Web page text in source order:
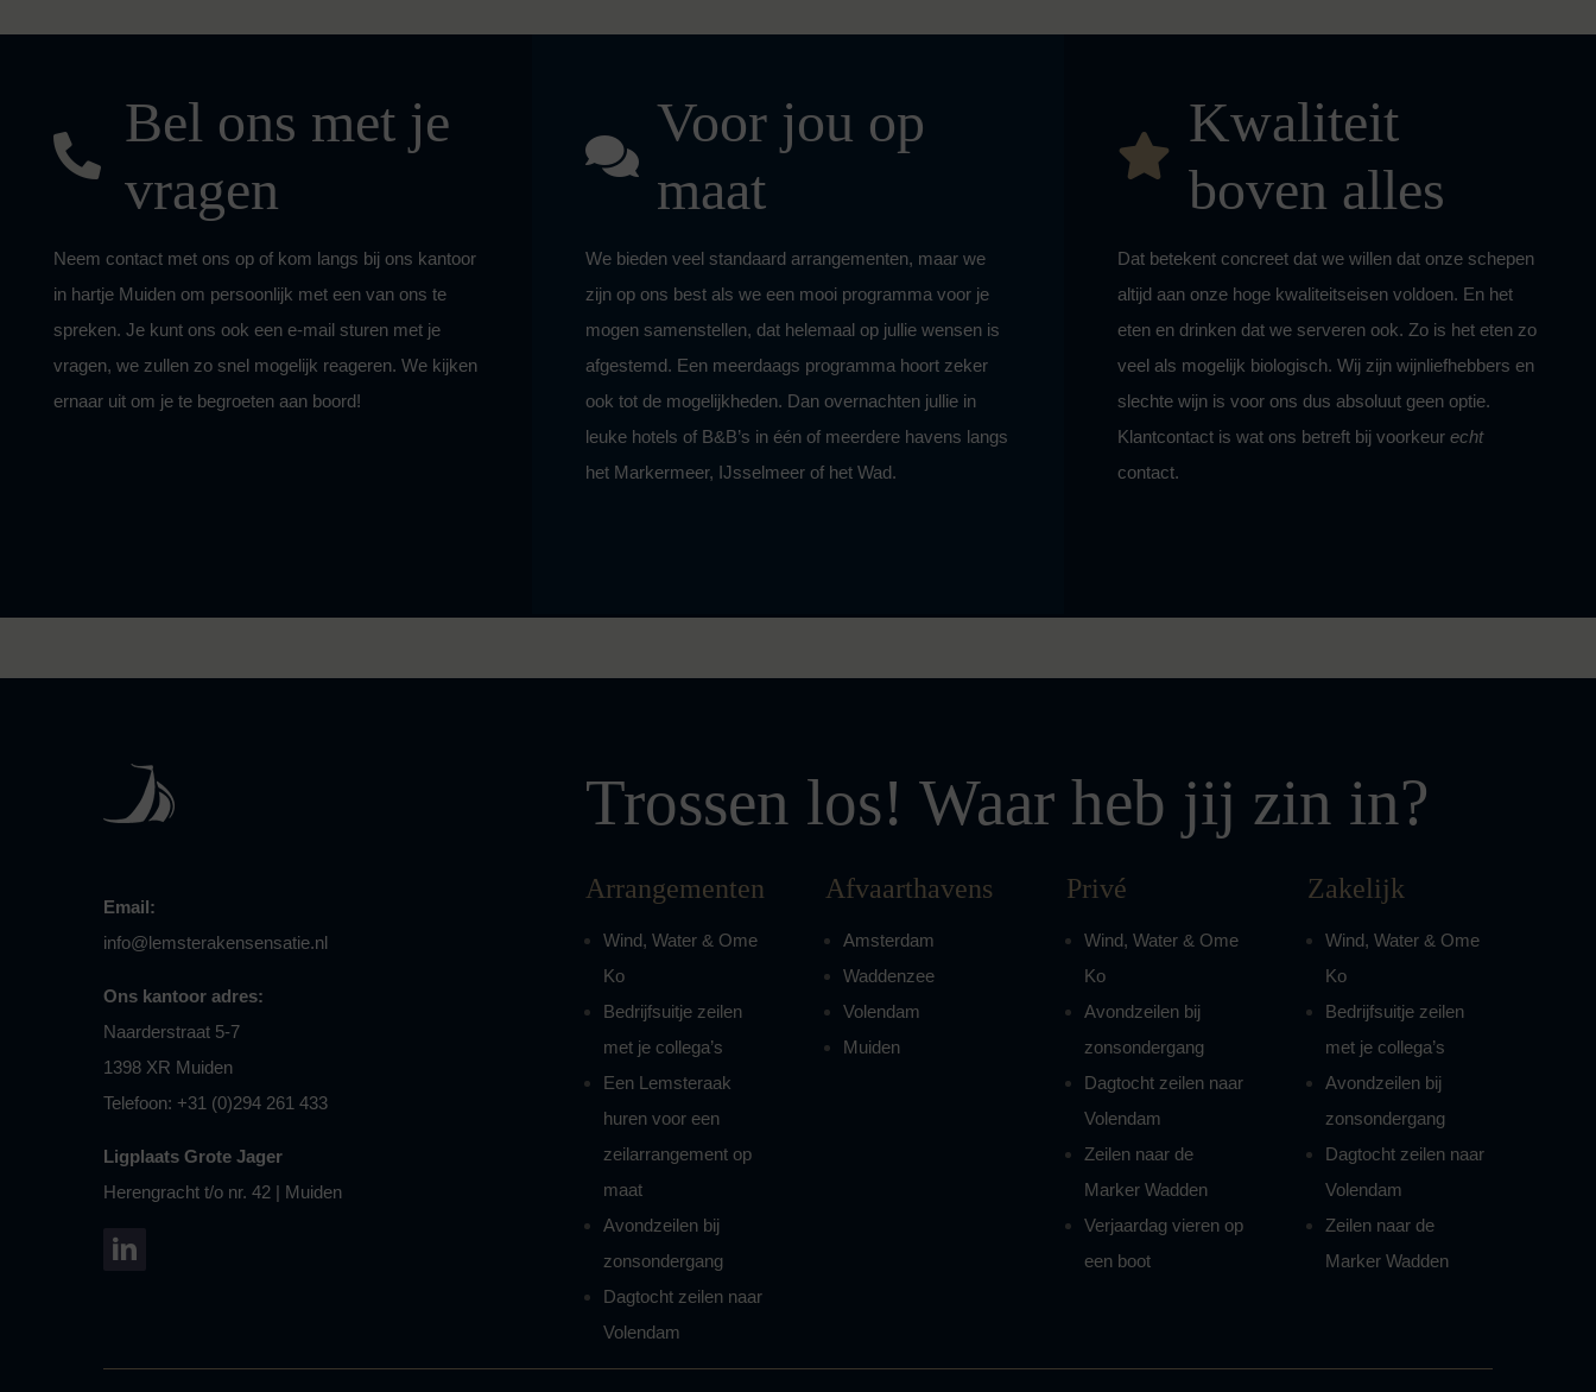
Bel ons met je
vragen
Neem contact met ons op of kom langs bij ons kantoor
in hartje Muiden om persoonlijk met een van ons te
spreken. Je kunt ons ook een e-mail sturen met je
vragen, we zullen zo snel mogelijk reageren. We kijken
ernaar uit om je te begroeten aan boord!
Voor jou op
maat
We bieden veel standaard arrangementen, maar we
zijn op ons best als we een mooi programma voor je
mogen samenstellen, dat helemaal op jullie wensen is
afgestemd. Een meerdaags programma hoort zeker
ook tot de mogelijkheden. Dan overnachten jullie in
leuke hotels of B&B’s in één of meerdere havens langs
het Markermeer, IJsselmeer of het Wad.
Kwaliteit
boven alles
Dat betekent concreet dat we willen dat onze schepen
altijd aan onze hoge kwaliteitseisen voldoen. En het
eten en drinken dat we serveren ook. Zo is het eten zo
veel als mogelijk biologisch. Wij zijn wijnliefhebbers en
slechte wijn is voor ons dus absoluut geen optie.
Klantcontact is wat ons betreft bij voorkeur echt
contact.
Trossen los! Waar heb jij zin in?
Email:
info@lemsterakensensatie.nl
Ons kantoor adres:
Naarderstraat 5-7
1398 XR Muiden
Telefoon: +31 (0)294 261 433
Ligplaats Grote Jager
Herengracht t/o nr. 42 | Muiden
Arrangementen
Wind, Water & Ome
Ko
Bedrijfsuitje zeilen
met je collega’s
Een Lemsteraak
huren voor een
zeilarrangement op
maat
Avondzeilen bij
zonsondergang
Dagtocht zeilen naar
Volendam
Afvaarthavens
Amsterdam
Waddenzee
Volendam
Muiden
Privé
Wind, Water & Ome
Ko
Avondzeilen bij
zonsondergang
Dagtocht zeilen naar
Volendam
Zeilen naar de
Marker Wadden
Verjaardag vieren op
een boot
Zakelijk
Wind, Water & Ome
Ko
Bedrijfsuitje zeilen
met je collega’s
Avondzeilen bij
zonsondergang
Dagtocht zeilen naar
Volendam
Zeilen naar de
Marker Wadden